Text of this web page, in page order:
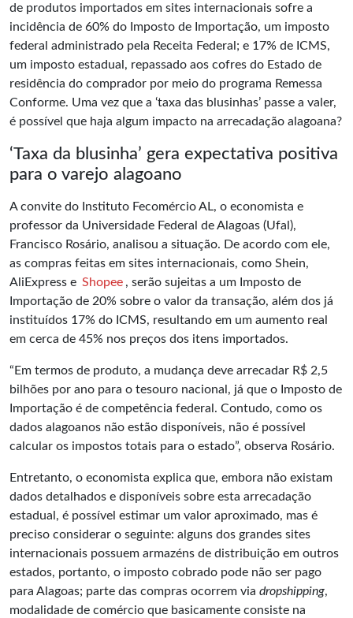
de produtos importados em sites internacionais sofre a
incidência de 60% do Imposto de Importação, um imposto
federal administrado pela Receita Federal; e 17% de ICMS,
um imposto estadual, repassado aos cofres do Estado de
residência do comprador por meio do programa Remessa
Conforme. Uma vez que a ‘taxa das blusinhas’ passe a valer,
é possível que haja algum impacto na arrecadação alagoana?
‘Taxa da blusinha’ gera expectativa positiva
para o varejo alagoano
A convite do Instituto Fecomércio AL, o economista e
professor da Universidade Federal de Alagoas (Ufal),
Francisco Rosário, analisou a situação. De acordo com ele,
as compras feitas em sites internacionais, como Shein,
AliExpress e Shopee , serão sujeitas a um Imposto de
Importação de 20% sobre o valor da transação, além dos já
instituídos 17% do ICMS, resultando em um aumento real
em cerca de 45% nos preços dos itens importados.
“Em termos de produto, a mudança deve arrecadar R$ 2,5
bilhões por ano para o tesouro nacional, já que o Imposto de
Importação é de competência federal. Contudo, como os
dados alagoanos não estão disponíveis, não é possível
calcular os impostos totais para o estado”, observa Rosário.
Entretanto, o economista explica que, embora não existam
dados detalhados e disponíveis sobre esta arrecadação
estadual, é possível estimar um valor aproximado, mas é
preciso considerar o seguinte: alguns dos grandes sites
internacionais possuem armazéns de distribuição em outros
estados, portanto, o imposto cobrado pode não ser pago
para Alagoas; parte das compras ocorrem via dropshipping,
modalidade de comércio que basicamente consiste na